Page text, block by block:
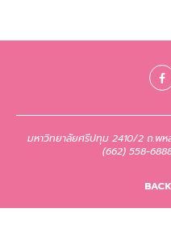
มหาวิทยาลัยศรีปทุม 2410/2 ถ.พห
(662) 558-